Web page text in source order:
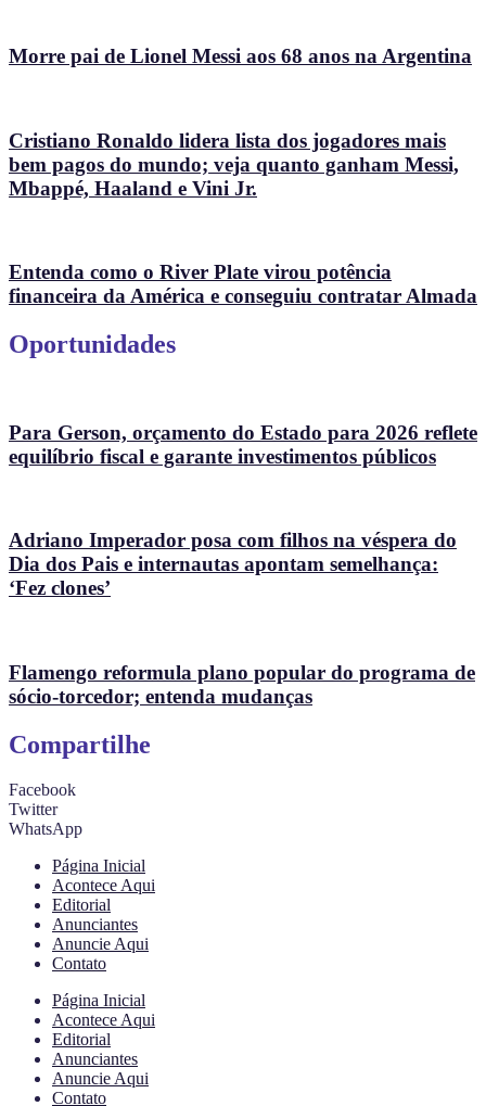
Morre pai de Lionel Messi aos 68 anos na Argentina
Cristiano Ronaldo lidera lista dos jogadores mais
bem pagos do mundo; veja quanto ganham Messi,
Mbappé, Haaland e Vini Jr.
Entenda como o River Plate virou potência
financeira da América e conseguiu contratar Almada
Oportunidades
Para Gerson, orçamento do Estado para 2026 reflete
equilíbrio fiscal e garante investimentos públicos
Adriano Imperador posa com filhos na véspera do
Dia dos Pais e internautas apontam semelhança:
‘Fez clones’
Flamengo reformula plano popular do programa de
sócio-torcedor; entenda mudanças
Compartilhe
Facebook
Twitter
WhatsApp
Página Inicial
Acontece Aqui
Editorial
Anunciantes
Anuncie Aqui
Contato
Página Inicial
Acontece Aqui
Editorial
Anunciantes
Anuncie Aqui
Contato